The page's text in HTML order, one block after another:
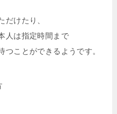
だけたり、
人は指定時間まで
つことができるようです。